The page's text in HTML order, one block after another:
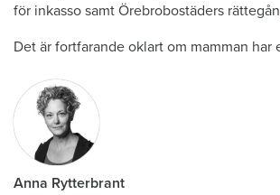
för inkasso samt Örebrobostäders
Det är fortfarande oklart om mamman har
Anna Rytterbrant